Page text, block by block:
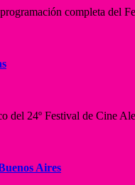
completa del
del 24º Festival de Cine
Aires